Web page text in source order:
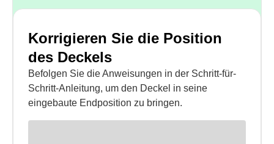
Korrigieren Sie die Position
des Deckels
Befolgen Sie die Anweisungen in der Schritt-für-
Schritt-Anleitung, um den Deckel in seine
eingebaute Endposition zu bringen.